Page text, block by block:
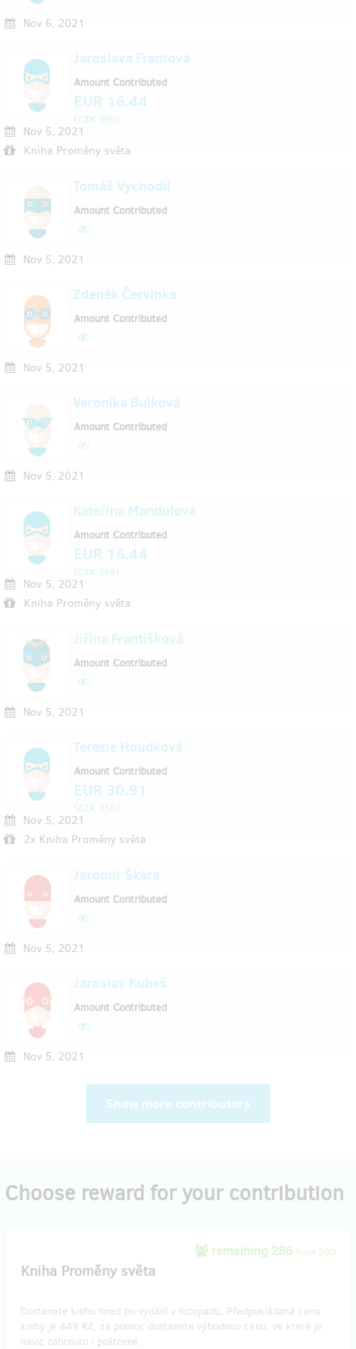
Nov 6, 2021
Jaroslava Frantová
Nov 5, 2021
Kniha Proměny světa
Amount Contributed
EUR 16.44
(CZK 399)
Tomáš Vychodil
Nov 5, 2021
Amount Contributed
Zdeněk Červinka
Nov 5, 2021
Amount Contributed
Veronika Bulková
Nov 5, 2021
Amount Contributed
Kateřina Mandulová
Nov 5, 2021
Kniha Proměny světa
Amount Contributed
EUR 16.44
(CZK 399)
Jiřina Františková
Nov 5, 2021
Amount Contributed
Terezie Houdková
Nov 5, 2021
2x Kniha Proměny světa
Amount Contributed
EUR 30.91
(CZK 750)
Jaromír Škára
Nov 5, 2021
Amount Contributed
Jaroslav Kubeš
Nov 5, 2021
Amount Contributed
Show more contributors
Choose reward for your contribution
remaining 286 from 500
Kniha Proměny světa
Dostanete knihu hned po vydání v listopadu. Předpokládaná cena
knihy je 449 Kč, za pomoc dostanete výhodnou cenu, ve které je
navíc zahrnuto i poštovné.